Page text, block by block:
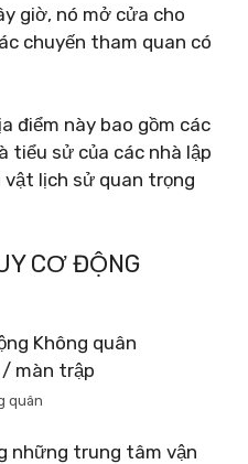
giờ, nó mở cửa cho
chuyến tham quan có
điểm này bao gồm các
tiểu sử của các nhà lập
vật lịch sử quan trọng
CƠ ĐỘNG
/ màn trập
quân
những trung tâm vận